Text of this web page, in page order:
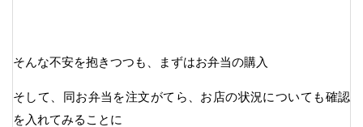
そんな不安を抱きつつも、まずはお弁当の購入
そして、同お弁当を注文がてら、お店の状況についても確認
を入れてみることに